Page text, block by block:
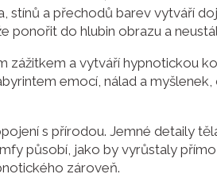
stínů a přechodů barev vytváří
ponořit do hlubin obrazu a
zážitkem a vytváří hypnotickou
emocí, nálad a
s přírodou. Jemné detaily
působí, jako by vyrůstaly
zároveň.